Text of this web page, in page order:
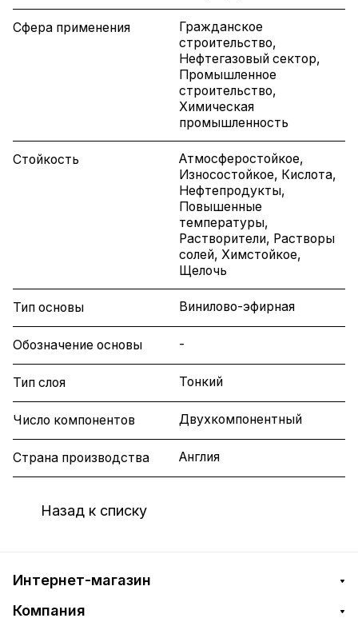
Сфера применения
Гражданское
строительство,
Нефтегазовый сектор,
Промышленное
строительство,
Химическая
промышленность
Стойкость
Атмосферостойкое,
Износостойкое, Кислота,
Нефтепродукты,
Повышенные
температуры,
Растворители, Растворы
солей, Химстойкое,
Щелочь
Тип основы Винилово-эфирная
Обозначение основы -
Тип слоя Тонкий
Число компонентов Двухкомпонентный
Страна производства Англия
Назад к списку
Интернет-магазин
Компания